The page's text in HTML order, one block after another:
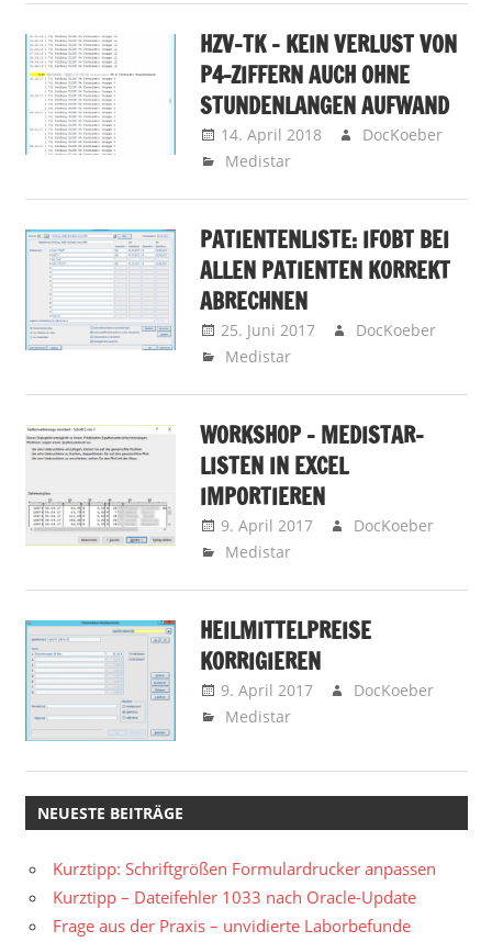
HZV-TK – KEIN VERLUST VON
P4-ZIFFERN AUCH OHNE
STUNDENLANGEN AUFWAND
14. April 2018
DocKoeber
Medistar
PATIENTENLISTE: IFOBT BEI
ALLEN PATIENTEN KORREKT
ABRECHNEN
25. Juni 2017
DocKoeber
Medistar
WORKSHOP – MEDISTAR-
LISTEN IN EXCEL
IMPORTIEREN
9. April 2017
DocKoeber
Medistar
HEILMITTELPREISE
KORRIGIEREN
9. April 2017
DocKoeber
Medistar
NEUESTE BEITRÄGE
Kurztipp: Schriftgrößen Formulardrucker anpassen
Kurztipp – Dateifehler 1033 nach Oracle-Update
Frage aus der Praxis – unvidierte Laborbefunde